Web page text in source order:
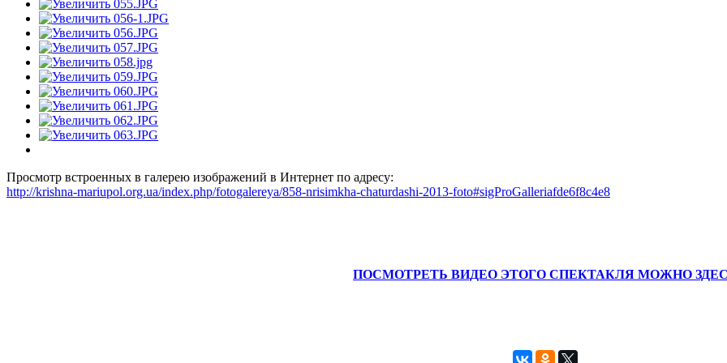
Просмотр встроенных в галерею изображений в Интернет по адресу:
http://krishna-mariupol.org.ua/index.php/fotogalereya/858-nrisimkha-chaturdashi-2013-foto#sigProGalleriafde6f8c4e8
ПОСМОТРЕТЬ ВИДЕО ЭТОГО СПЕКТАКЛЯ МОЖНО